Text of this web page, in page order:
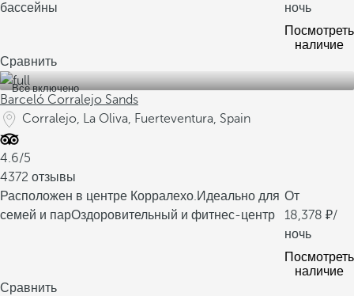
бассейны
ночь
Посмотреть
наличие
Сравнить
Все включено
Barceló Corralejo Sands
Corralejo, La Oliva, Fuerteventura, Spain
4.6/5
4372 отзывы
Расположен в центре Корралехо.Идеально для
семей и парОздоровительный и фитнес-центр
От
18,378
/
ночь
Посмотреть
наличие
Сравнить